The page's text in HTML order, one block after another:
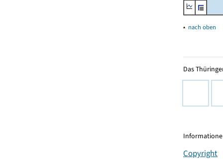
▴ nach oben
Das
Copyright